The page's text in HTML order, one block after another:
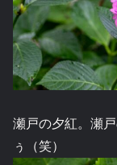
瀬戸の夕紅。瀬
ぅ（笑）